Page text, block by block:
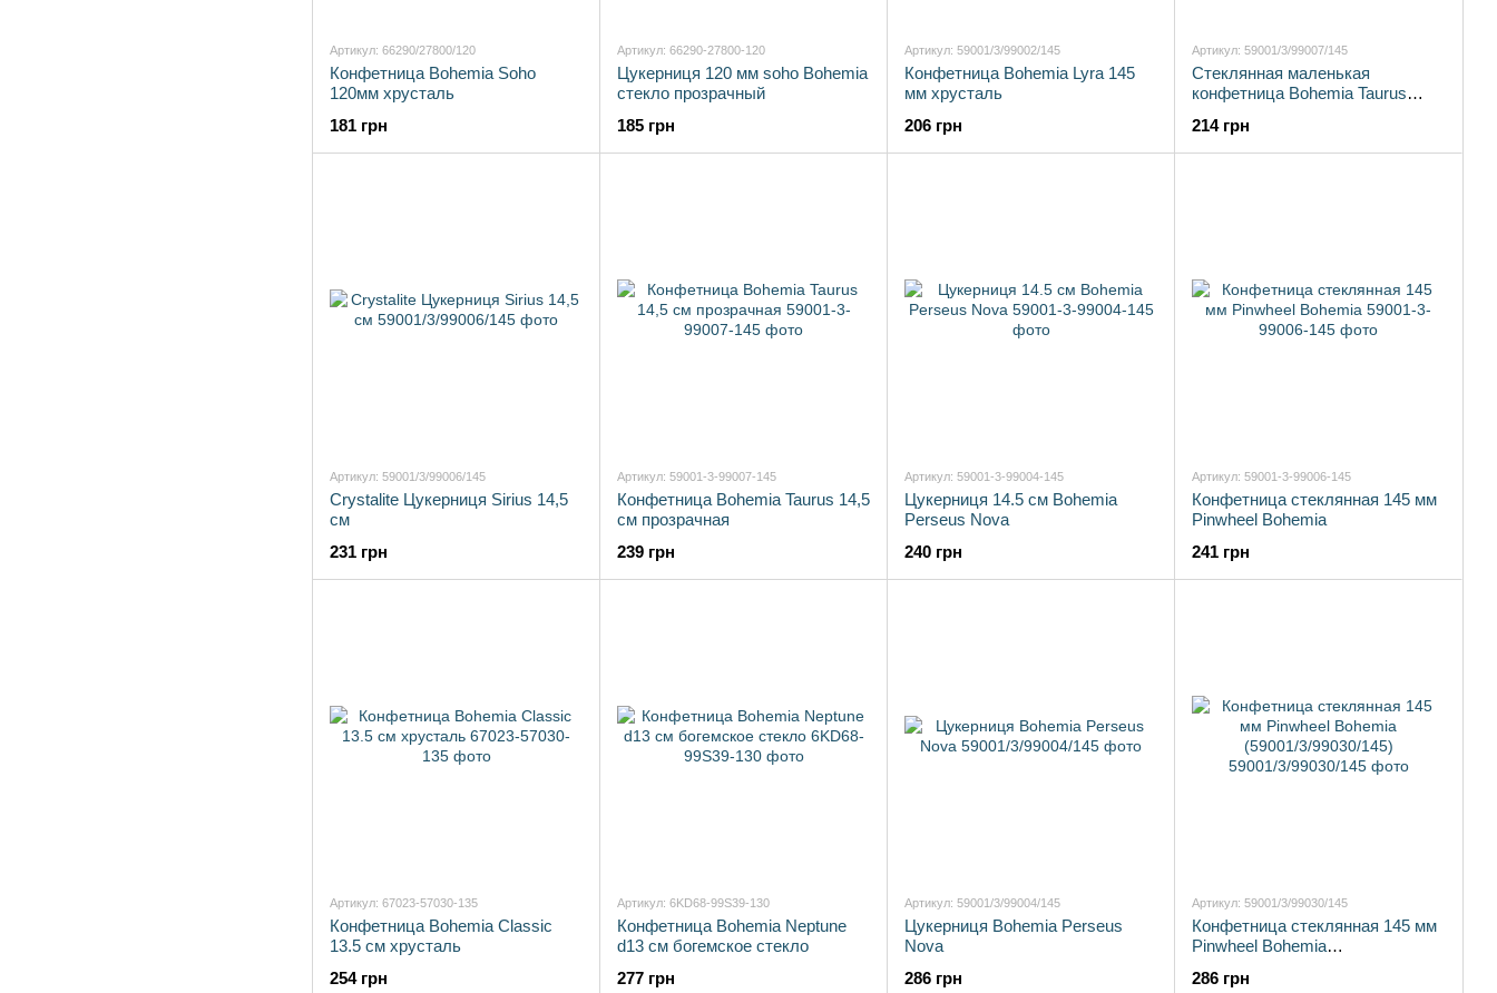
Артикул: 66290/27800/120
Конфетница Bohemia Soho
120мм хрусталь
181 грн
Артикул: 66290-27800-120
Цукерниця 120 мм soho Bohemia
стекло прозрачный
185 грн
Артикул: 59001/3/99002/145
Конфетница Bohemia Lyra 145
мм хрусталь
206 грн
Артикул: 59001/3/99007/145
Стеклянная маленькая
конфетница Bohemia Taurus
прозрачная Чехия
214 грн
Артикул: 59001/3/99006/145
Crystalite Цукерниця Sirius 14,5
см
231 грн
Артикул: 59001-3-99007-145
Конфетница Bohemia Taurus 14,5
см прозрачная
239 грн
Артикул: 59001-3-99004-145
Цукерниця 14.5 см Bohemia
Perseus Nova
240 грн
Артикул: 59001-3-99006-145
Конфетница стеклянная 145 мм
Pinwheel Bohemia
241 грн
Артикул: 67023-57030-135
Конфетница Bohemia Classic
13.5 см хрусталь
254 грн
Артикул: 6KD68-99S39-130
Конфетница Bohemia Neptune
d13 см богемское стекло
277 грн
Артикул: 59001/3/99004/145
Цукерниця Bohemia Perseus
Nova
286 грн
Артикул: 59001/3/99030/145
Конфетница стеклянная 145 мм
Pinwheel Bohemia
286 грн